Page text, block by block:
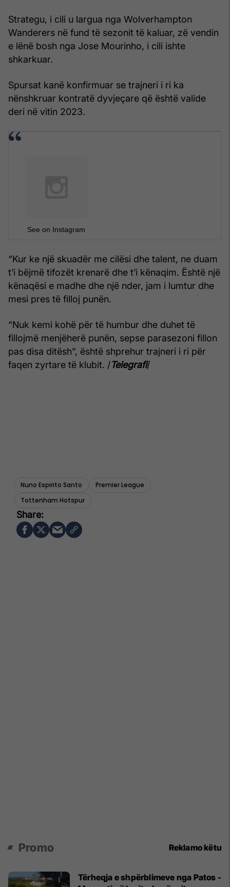
Strategu, i cili u largua nga Wolverhampton
Wanderers në fund të sezonit të kaluar, zë vendin
e lënë bosh nga Jose Mourinho, i cili ishte
shkarkuar.
Spursat kanë konfirmuar se trajneri i ri ka
nënshkruar kontratë dyvjeçare që është valide
deri në vitin 2023.
See on Instagram
“Kur ke një skuadër me cilësi dhe talent, ne duam
t’i bëjmë tifozët krenarë dhe t’i kënaqim. Është një
kënaqësi e madhe dhe një nder, jam i lumtur dhe
mesi pres të filloj punën.
“Nuk kemi kohë për të humbur dhe duhet të
fillojmë menjëherë punën, sepse parasezoni fillon
pas disa ditësh”, është shprehur trajneri i ri për
faqen zyrtare të klubit. /Telegrafi/
Nuno Espirito Santo
Premier League
Tottenham Hotspur
Promo Reklamo këtu
Tërheqja e shpërblimeve nga Patos -